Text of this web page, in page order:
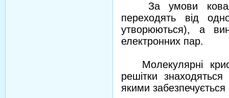
За умови
переходять від
утворюються), а
електронних пар.
Молекулярні
решітки
якими